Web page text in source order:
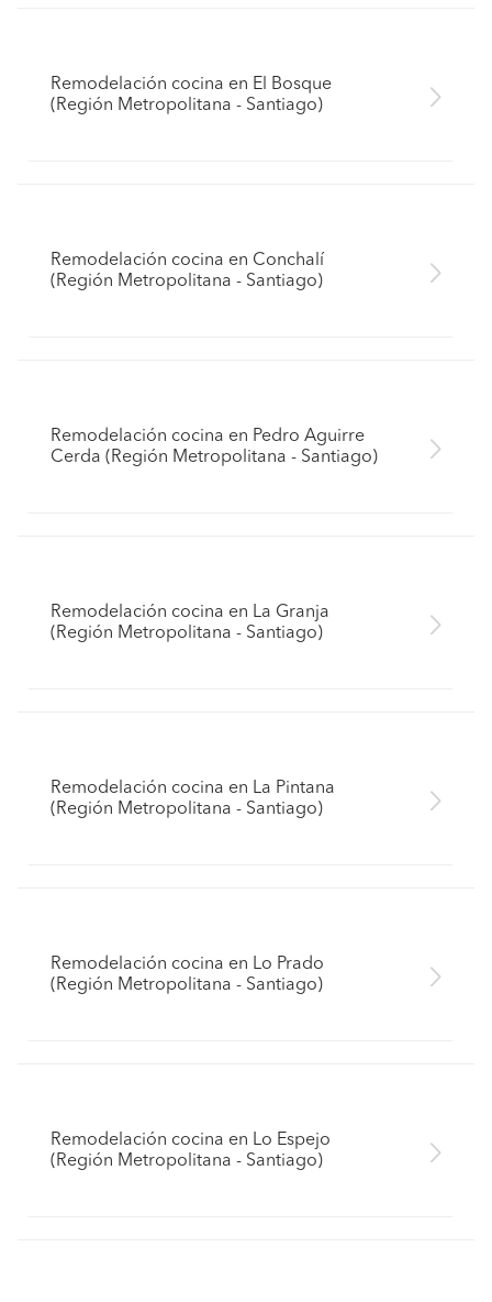
Remodelación cocina en El Bosque
(Región Metropolitana - Santiago)
Remodelación cocina en Conchalí
(Región Metropolitana - Santiago)
Remodelación cocina en Pedro Aguirre
Cerda (Región Metropolitana - Santiago)
Remodelación cocina en La Granja
(Región Metropolitana - Santiago)
Remodelación cocina en La Pintana
(Región Metropolitana - Santiago)
Remodelación cocina en Lo Prado
(Región Metropolitana - Santiago)
Remodelación cocina en Lo Espejo
(Región Metropolitana - Santiago)